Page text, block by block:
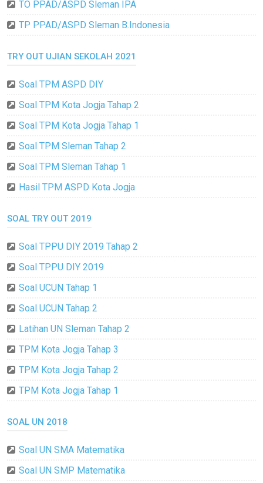
TO PPAD/ASPD Sleman IPA
TP PPAD/ASPD Sleman B.Indonesia
TRY OUT UJIAN SEKOLAH 2021
Soal TPM ASPD DIY
Soal TPM Kota Jogja Tahap 2
Soal TPM Kota Jogja Tahap 1
Soal TPM Sleman Tahap 2
Soal TPM Sleman Tahap 1
Hasil TPM ASPD Kota Jogja
SOAL TRY OUT 2019
Soal TPPU DIY 2019 Tahap 2
Soal TPPU DIY 2019
Soal UCUN Tahap 1
Soal UCUN Tahap 2
Latihan UN Sleman Tahap 2
TPM Kota Jogja Tahap 3
TPM Kota Jogja Tahap 2
TPM Kota Jogja Tahap 1
SOAL UN 2018
Soal UN SMA Matematika
Soal UN SMP Matematika